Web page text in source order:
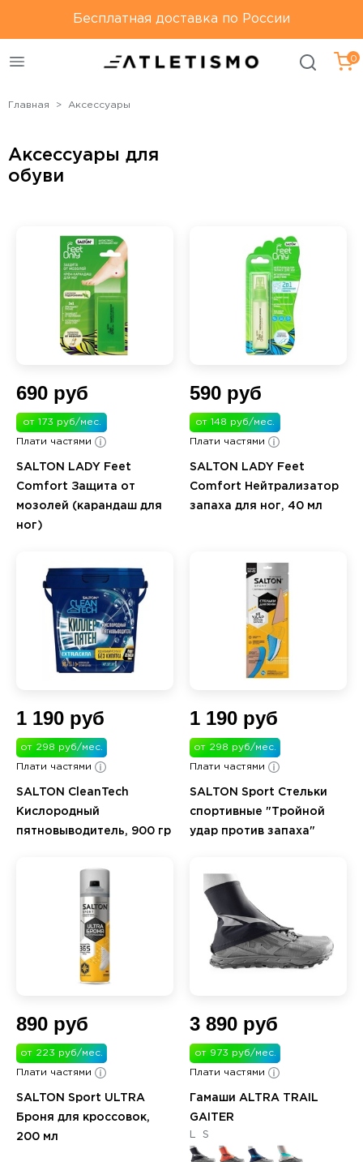
Только оригинальная
продукция
Бесплатная доставка по
России
Бесплатная доставка по России
0
Главная Аксессуары
Аксессуары для
обуви
690 руб
от 173 руб/мес.
Плати частями
SALTON LADY Feet
Comfort Защита от
мозолей (карандаш для
ног)
590 руб
от 148 руб/мес.
Плати частями
SALTON LADY Feet
Comfort Нейтрализатор
запаха для ног, 40 мл
1 190 руб
от 298 руб/мес.
Плати частями
SALTON CleanTech
Кислородный
пятновыводитель, 900 гр
1 190 руб
от 298 руб/мес.
Плати частями
SALTON Sport Стельки
спортивные "Тройной
удар против запаха"
890 руб
от 223 руб/мес.
Плати частями
SALTON Sport ULTRA
Броня для кроссовок,
200 мл
3 890 руб
от 973 руб/мес.
Плати частями
Гамаши ALTRA TRAIL
GAITER
S